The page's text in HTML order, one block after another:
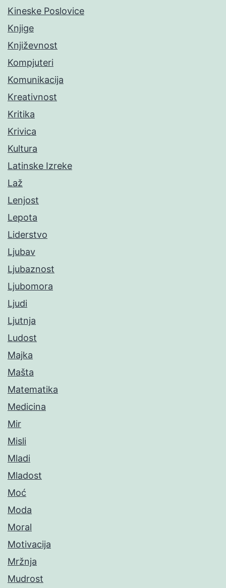
Kineske Poslovice
Knjige
Književnost
Kompjuteri
Komunikacija
Kreativnost
Kritika
Krivica
Kultura
Latinske Izreke
Laž
Lenjost
Lepota
Liderstvo
Ljubav
Ljubaznost
Ljubomora
Ljudi
Ljutnja
Ludost
Majka
Mašta
Matematika
Medicina
Mir
Misli
Mladi
Mladost
Moć
Moda
Moral
Motivacija
Mržnja
Mudrost